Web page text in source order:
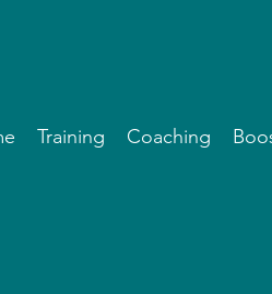
Training Coaching